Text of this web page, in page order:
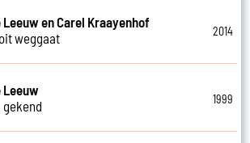
Leeuw en Carel Kraayenhof
weggaat
2014
Leeuw
1999